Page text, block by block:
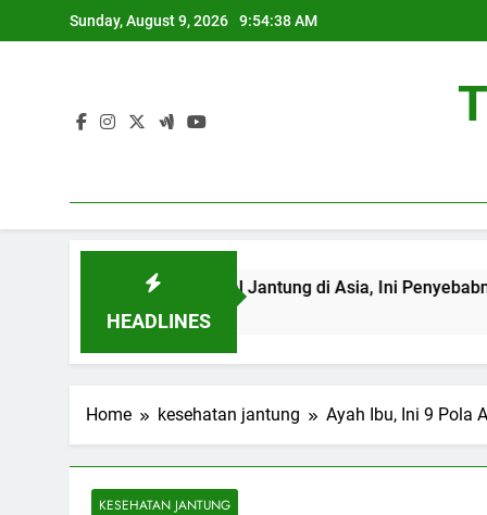
to
Sunday, August 9, 2026 9:54:39 AM
HEADLINES
Kasus Gagal Jantung di Asia, Ini Penyebabnya
Home kesehatan jantung Ayah Ibu, Ini 9 Pola
KESEHATAN JANTUNG